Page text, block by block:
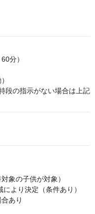
分）
段の指示がない場合は上記
象の子供が対象）
より決定（条件あり）
あり